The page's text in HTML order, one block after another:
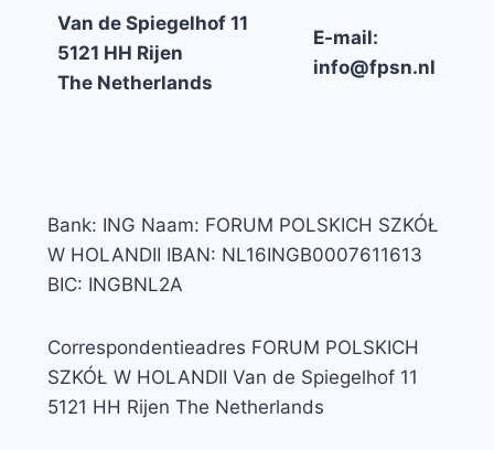
Van de Spiegelhof 11
5121 HH Rijen
The Netherlands
E-mail:
info@fpsn.nl
Bank: ING Naam: FORUM POLSKICH SZKÓŁ
W HOLANDII IBAN: NL16INGB0007611613
BIC: INGBNL2A
Correspondentieadres FORUM POLSKICH
SZKÓŁ W HOLANDII Van de Spiegelhof 11
5121 HH Rijen The Netherlands